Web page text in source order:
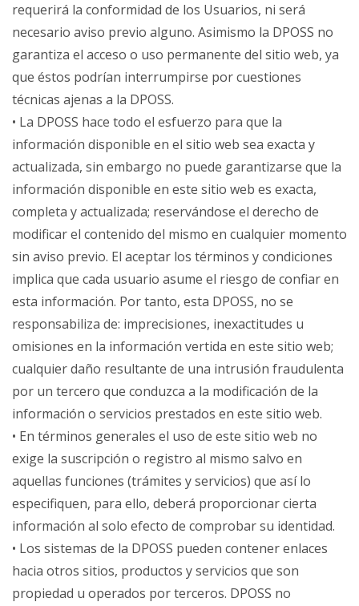
requerirá la conformidad de los Usuarios, ni será
necesario aviso previo alguno. Asimismo la DPOSS no
garantiza el acceso o uso permanente del sitio web, ya
que éstos podrían interrumpirse por cuestiones
técnicas ajenas a la DPOSS.
• La DPOSS hace todo el esfuerzo para que la
información disponible en el sitio web sea exacta y
actualizada, sin embargo no puede garantizarse que la
información disponible en este sitio web es exacta,
completa y actualizada; reservándose el derecho de
modificar el contenido del mismo en cualquier momento
sin aviso previo. El aceptar los términos y condiciones
implica que cada usuario asume el riesgo de confiar en
esta información. Por tanto, esta DPOSS, no se
responsabiliza de: imprecisiones, inexactitudes u
omisiones en la información vertida en este sitio web;
cualquier daño resultante de una intrusión fraudulenta
por un tercero que conduzca a la modificación de la
información o servicios prestados en este sitio web.
• En términos generales el uso de este sitio web no
exige la suscripción o registro al mismo salvo en
aquellas funciones (trámites y servicios) que así lo
especifiquen, para ello, deberá proporcionar cierta
información al solo efecto de comprobar su identidad.
• Los sistemas de la DPOSS pueden contener enlaces
hacia otros sitios, productos y servicios que son
propiedad u operados por terceros. DPOSS no